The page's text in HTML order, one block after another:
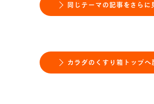
同じテーマの記事をさらに
カラダのくすり箱トップへ